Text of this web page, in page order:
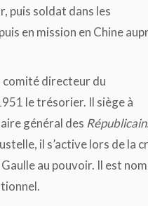
puis soldat dans les
en mission en Chine
comité directeur du
le trésorier. Il siège à
général des
il s’active lors de la
au pouvoir. Il est